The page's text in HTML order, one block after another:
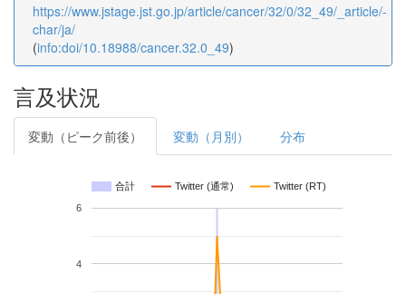
https://www.jstage.jst.go.jp/article/cancer/32/0/32_49/_article/-
char/ja/
(info:doi/10.18988/cancer.32.0_49)
言及状況
変動（ピーク前後） 変動（月別） 分布
合計 Twitter (通常) Twitter (RT)
4
6